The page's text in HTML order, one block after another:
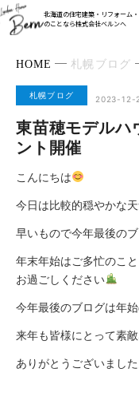
北海道の住宅建築・リフォーム
のことなら株式会社ベルンへ
HOME 札幌ブログ
札幌ブログ 2023-12-
東苗穂モデルハ
ント開催
こんにちは
今日は比較的穏やかな
早いもので今年最後の
年末年始はご多忙のこ
お過ごしください
今年最後のブログは年
来年も皆様にとって素
ありがとうございました